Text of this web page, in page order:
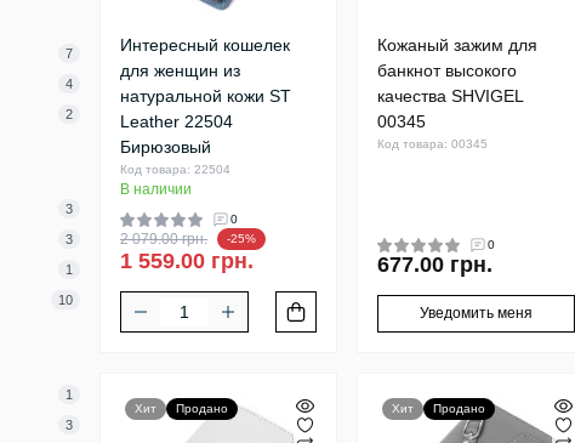
7
4
2
3
3
1
10
1
3
Интересный кошелек
для женщин из
натуральной кожи ST
Leather 22504
Бирюзовый
Код товара: 22504
В наличии
0
2 079.00 грн. -25%
1 559.00 грн.
Кожаный зажим для
банкнот высокого
качества SHVIGEL
00345
Код товара: 00345
0
677.00 грн.
Уведомить меня
Хит Продано Хит Продано